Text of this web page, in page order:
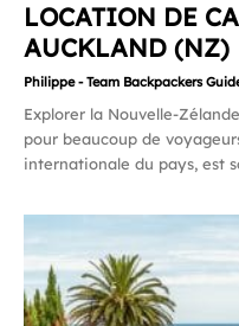
LOCATION DE
AUCKLAND (NZ)
Philippe - Team Backpackers
Explorer la Nouvelle-
pour beaucoup de
internationale du pays, est